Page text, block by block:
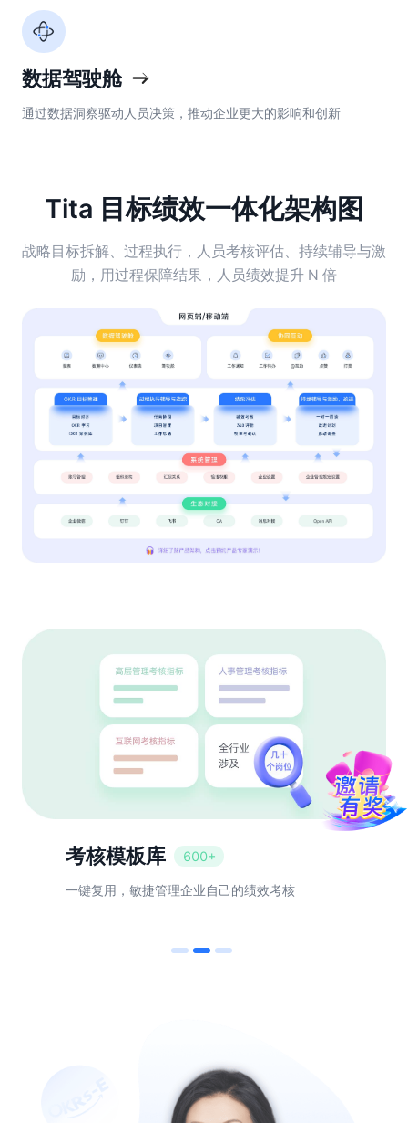
数据驾驶舱
通过数据洞察驱动人员决策，推动企业更大的影响和创新
Tita 目标绩效一体化架构图
战略目标拆解、过程执行，人员考核评估、持续辅导与激
励，用过程保障结果，人员绩效提升 N 倍
考核模板库 600+
一键复用，敏捷管理企业自己的绩效考核